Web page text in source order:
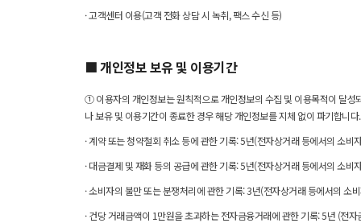
· 고객센터 이용(고객 전화 상담 시 녹취, 팩스 수신 등)
■ 개인정보 보유 및 이용기간
① 이용자의 개인정보는 원칙적으로 개인정보의 수집 및 이용목적이 달성
나 보유 및 이용기간이 종료한 경우 해당 개인정보를 지체 없이 파기합니
· 계약 또는 청약철회 취소 등에 관한 기록: 5년(전자상거래 등에서의 소비
· 대금결제 및 재화 등의 공급에 관한 기록: 5년(전자상거래 등에서의 소비
· 소비자의 불만 또는 분쟁처리에 관한 기록: 3년(전자상거래 등에서의 소
· 건당 거래금액이 1만원을 초과하는 전자금융거래에 관한 기록: 5년 (전